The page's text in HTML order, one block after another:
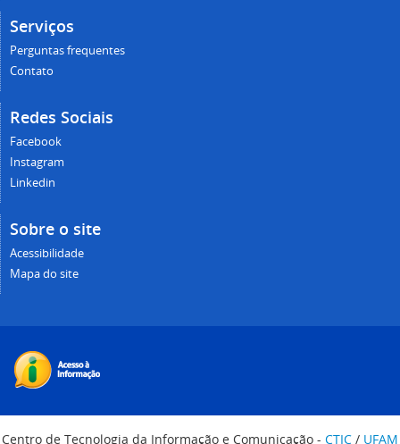
Serviços
Perguntas frequentes
Contato
Redes Sociais
Facebook
Instagram
Linkedin
Sobre o site
Acessibilidade
Mapa do site
Centro de Tecnologia da Informação e Comunicação - CTIC / UFAM